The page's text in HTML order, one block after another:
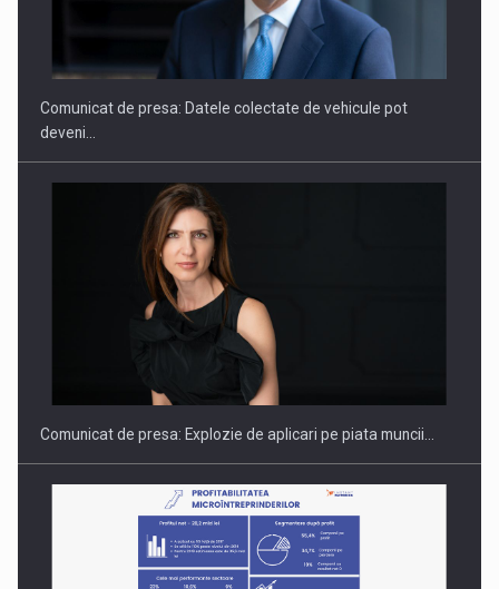
ROOTED IN ROMANIA, BUILT TO DELIVER TECHNOLOGY FOR
PUTTING ROMANIAN CORPORATE COMPANIES ON THE
INTERNATIONAL BUSINESS SCENE
Comunicat de presa: Datele colectate de vehicule pot
deveni…
Comunicat de presa: Explozie de aplicari pe piata muncii…